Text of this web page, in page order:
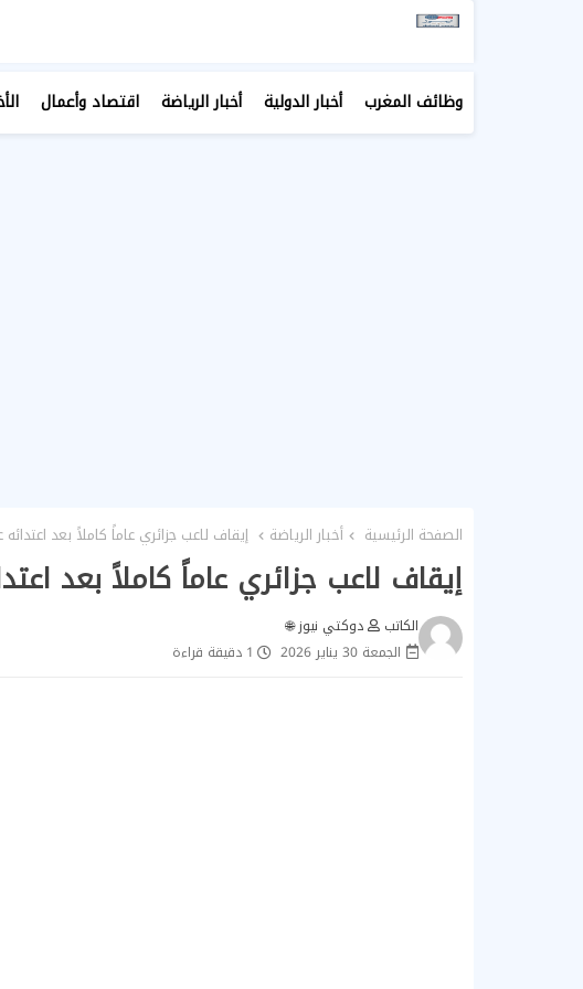
وظائف المغرب أخبار الدولية أخبار الرياضة اقتصاد وأعمال
الصفحة الرئيسية أخبار الرياضة إيقاف لاعب جزائري عاماً كاملاً بعد
إيقاف لاعب جزائري عاماً كاملاً بعد
الكاتب
دوكتي نيوز 🌐
الجمعة 30 يناير 2026
1 دقيقة قراءة